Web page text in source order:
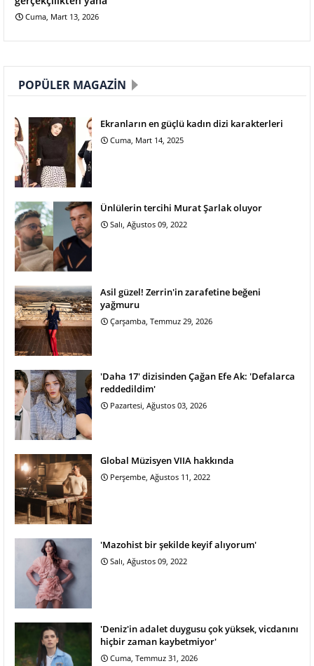
Cuma, Mart 13, 2026
POPÜLER MAGAZIN
Ekranların en güçlü kadın dizi karakterleri
Cuma, Mart 14, 2025
Ünlülerin tercihi Murat Şarlak oluyor
Salı, Ağustos 09, 2022
Asil güzel! Zerrin'in zarafetine beğeni
yağmuru
Çarşamba, Temmuz 29, 2026
'Daha 17' dizisinden Çağan Efe Ak: 'Defalarca
reddedildim'
Pazartesi, Ağustos 03, 2026
Global Müzisyen VIIA hakkında
Perşembe, Ağustos 11, 2022
'Mazohist bir şekilde keyif alıyorum'
Salı, Ağustos 09, 2022
'Deniz'in adalet duygusu çok yüksek, vicdanını
hiçbir zaman kaybetmiyor'
Cuma, Temmuz 31, 2026